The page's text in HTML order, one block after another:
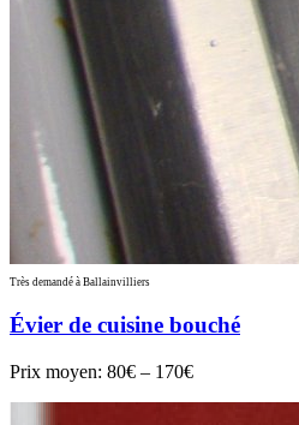
Très demandé à Ballainvilliers
Évier de cuisine bouché
Prix moyen: 80€ – 170€